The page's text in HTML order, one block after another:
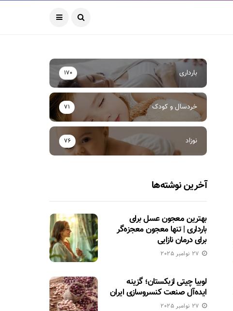
بارداری 170
خردسال و کودک 71
نوزاد 76
آخرین نوشته‌ها
بهترین معجون عسل برای
بارداری | تنها معجون معجزه‌گر
برای درمان نازایی
27 نوامبر 2025
لوبیا چیتی ازبکستان؛ گزینه
ایده‌آل صنعت کنسروسازی ایران
27 نوامبر 2025